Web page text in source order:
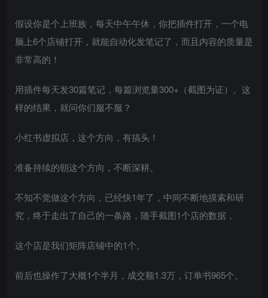
假设你是个上班族，每天中午午休，你把插件打开，一个电
脑上6个店铺打开，就能自动化发笔记了，而且内容的质量是
非常高的！
用插件每天发30篇笔记，每篇浏览量300+（截图为证）。这
样的结果，就问你们服不服？
小红书虚拟店，这个方向，有搞头！
准备持续的朝这个方向，不断深耕。
不知不觉做这个方向，已经快1年了，中间不断地摸索和研
究，终于走出了自己的一条路，随手截图1个店的数据，
这个店是我们矩阵店铺中的1个。
前后也操作了大概1个半月，成交额1.3万，订单书965个。